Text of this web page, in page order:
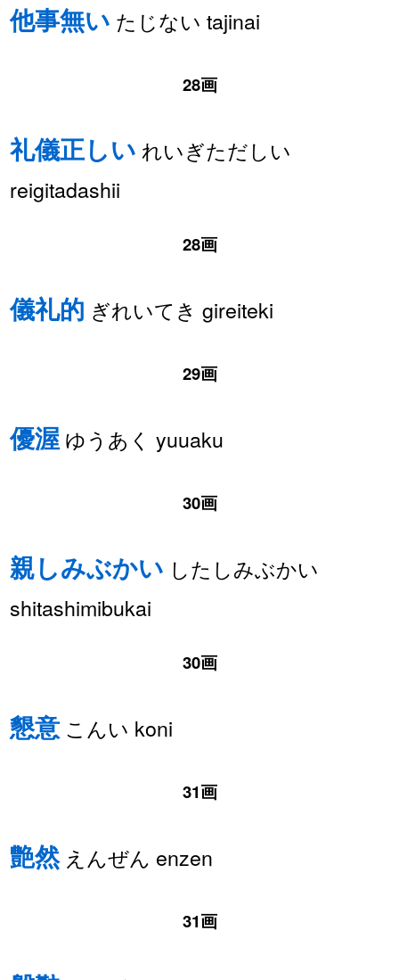
他事無い たじない tajinai
28画
礼儀正しい れいぎただしい
reigitadashii
28画
儀礼的 ぎれいてき gireiteki
29画
優渥 ゆうあく yuuaku
30画
親しみぶかい したしみぶかい
shitashimibukai
30画
懇意 こんい koni
31画
艶然えんぜん enzen
31画